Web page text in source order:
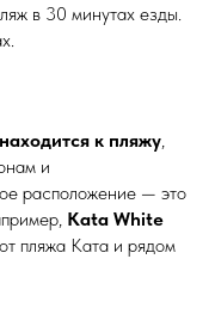
в 30 минутах езды.
к пляжу,
и
расположение — это
Kata White
пляжа Ката и рядом